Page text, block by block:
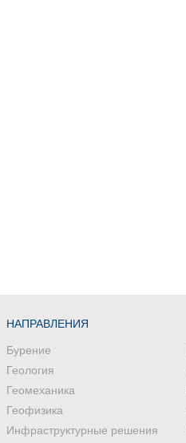
НАПРАВЛЕНИЯ
Бурение
Геология
Геомеханика
Геофизика
Инфраструктурные решения